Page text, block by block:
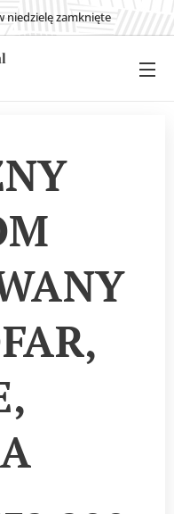
niedzielę zamknięte